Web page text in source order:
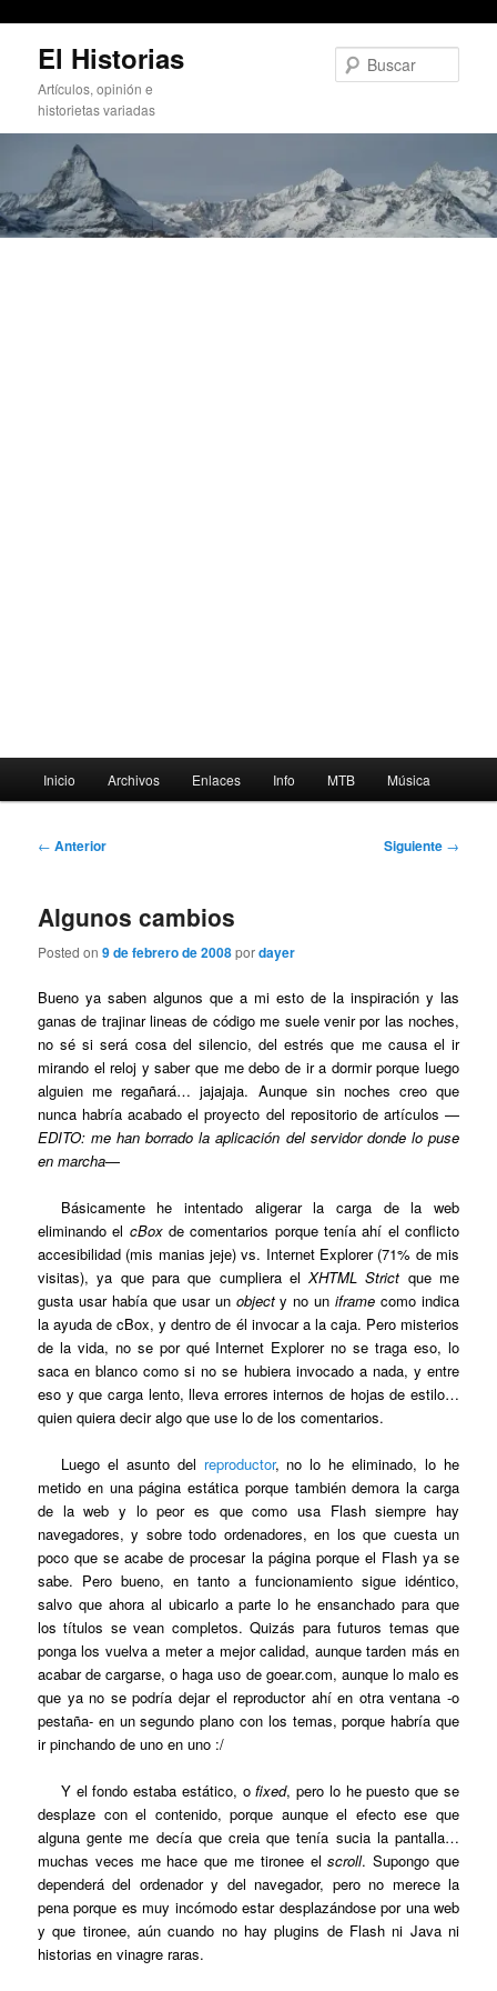
contenido
principal
El Historias
Artículos, opinión e
historietas variadas
principal
Inicio Archivos Enlaces Info MTB Música
Navegación
← Anterior Siguiente →
Algunos cambios
Posted on9 de febrero de 2008pordayer
Bueno ya saben algunos que a mi esto de la inspiración y las
ganas de trajinar lineas de código me suele venir por las noches,
no sé si será cosa del silencio, del estrés que me causa el ir
mirando el reloj y saber que me debo de ir a dormir porque luego
alguien me regañará… jajajaja. Aunque sin noches creo que
nunca habría acabado el proyecto del repositorio de artículos —
EDITO: me han borrado la aplicación del servidor donde lo puse
en marcha—
Básicamente he intentado aligerar la carga de la web
eliminando el cBoxde comentarios porque tenía ahí el conflicto
accesibilidad (mis manias jeje) vs. Internet Explorer (71% de mis
visitas), ya que para que cumpliera elXHTML Strict que me
gusta usar había que usar un objecty no uniframe como indica
la ayuda de cBox, y dentro de él invocar a la caja. Pero misterios
de la vida, no se por qué Internet Explorer no se traga eso, lo
saca en blanco como si no se hubiera invocado a nada, y entre
eso y que carga lento, lleva errores internos de hojas de estilo…
quien quiera decir algo que use lo de los comentarios.
Luego el asunto del reproductor, no lo he eliminado, lo he
metido en una página estática porque también demora la carga
de la web y lo peor es que como usa Flash siempre hay
navegadores, y sobre todo ordenadores, en los que cuesta un
poco que se acabe de procesar la página porque el Flash ya se
sabe. Pero bueno, en tanto a funcionamiento sigue idéntico,
salvo que ahora al ubicarlo a parte lo he ensanchado para que
los títulos se vean completos. Quizás para futuros temas que
ponga los vuelva a meter a mejor calidad, aunque tarden más en
acabar de cargarse, o haga uso de goear.com, aunque lo malo es
que ya no se podría dejar el reproductor ahí en otra ventana -o
pestaña- en un segundo plano con los temas, porque habría que
ir pinchando de uno en uno :/
Y el fondo estaba estático, ofixed, pero lo he puesto que se
desplaze con el contenido, porque aunque el efecto ese que
alguna gente me decía que creia que tenía sucia la pantalla…
muchas veces me hace que me tironee elscroll. Supongo que
dependerá del ordenador y del navegador, pero no merece la
pena porque es muy incómodo estar desplazándose por una web
y que tironee, aún cuando no hay plugins de Flash ni Java ni
historias en vinagre raras.